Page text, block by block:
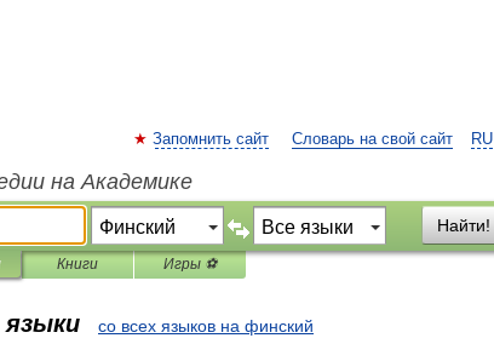
RU
Запомнить сайт Словарь на свой сайт
на Академике
Найти!
Книги Игры ⚽
языки со всех языков на финский